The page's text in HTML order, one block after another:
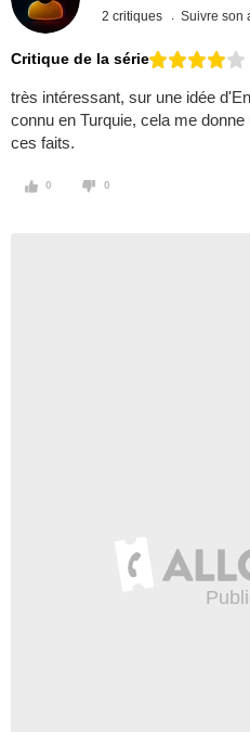
2 critiques Suivre son
Critique de la série
très intéressant, sur une idée
connu en Turquie, cela me
ces faits.
0 0